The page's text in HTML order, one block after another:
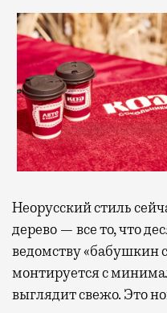
Неорусский стиль
дерево — все то, что
ведомству «бабушкин
монтируется с
выглядит свежо. Это